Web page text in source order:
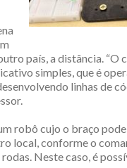
país, a distância.
simples, que é
linhas de
robô cujo o braço
local, conforme o
Neste caso, é